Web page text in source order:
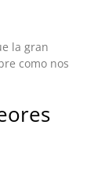
la gran
como nos